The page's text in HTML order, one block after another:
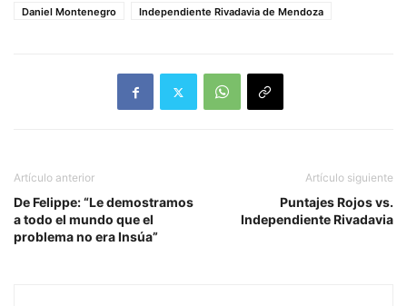
Daniel Montenegro
Independiente Rivadavia de Mendoza
Artículo anterior
De Felippe: “Le demostramos
a todo el mundo que el
problema no era Insúa”
Artículo siguiente
Puntajes Rojos vs.
Independiente Rivadavia